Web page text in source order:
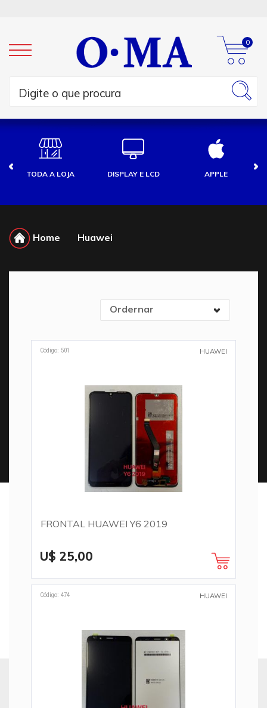
0
TODA A LOJA DISPLAY E LCD APPLE
Home Huawei
Ordernar
Código: 501 HUAWEI
FRONTAL HUAWEI Y6 2019
U$ 25,00
Código: 474 HUAWEI